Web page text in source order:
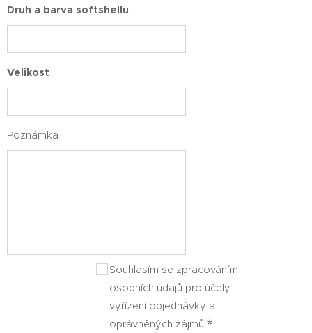
Druh a barva softshellu
Velikost
Poznámka
Souhlasím se zpracováním
osobních údajů pro účely
vyřízení objednávky a
oprávněných zájmů